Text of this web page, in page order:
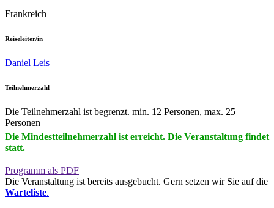
Frankreich
Reiseleiter/in
Daniel Leis
Teilnehmerzahl
Die Teilnehmerzahl ist begrenzt. min. 12 Personen, max. 25
Personen
Die Mindestteilnehmerzahl ist erreicht. Die Veranstaltung findet
statt.
Programm als PDF
Die Veranstaltung ist bereits ausgebucht. Gern setzen wir Sie auf die
Warteliste.